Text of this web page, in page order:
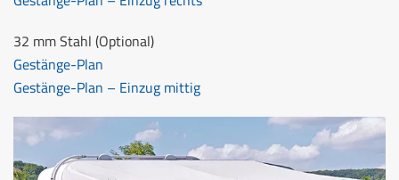
32 mm Stahl (Optional)
Gestänge-Plan
Gestänge-Plan – Einzug mittig